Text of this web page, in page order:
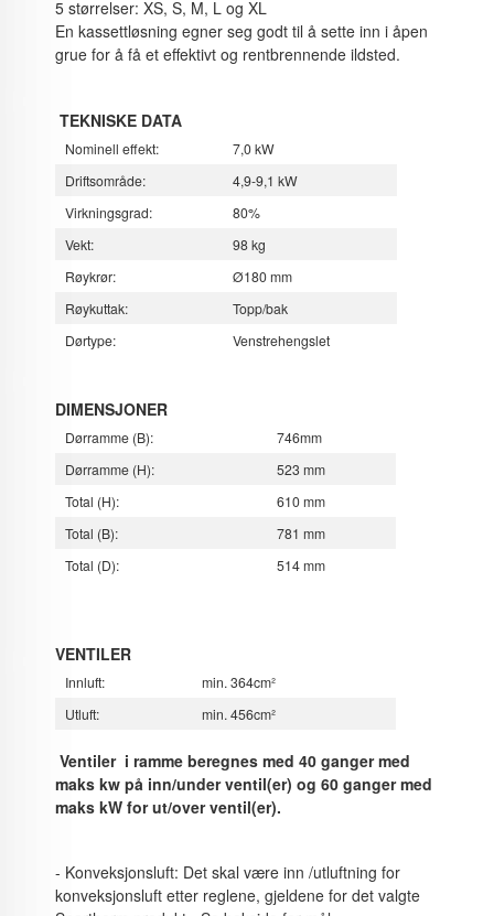
5 størrelser: XS, S, M, L og XL
En kassettløsning egner seg godt til å sette inn i åpen
grue for å få et effektivt og rentbrennende ildsted.
TEKNISKE DATA
Nominell effekt:
7,0 kW
Driftsområde:
4,9-9,1 kW
Virkningsgrad:
80%
Vekt:
98 kg
Røykrør:
Ø180 mm
Røykuttak:
Topp/bak
Dørtype:
Venstrehengslet
DIMENSJONER
Dørramme (B):
746mm
Dørramme (H):
523 mm
Total (H):
610 mm
Total (B):
781 mm
Total (D):
514 mm
VENTILER
Innluft:
min. 364cm²
Utluft:
min. 456cm²
Ventiler i ramme beregnes med 40 ganger med
maks kw på inn/under ventil(er) og 60 ganger med
maks kW for ut/over ventil(er).
- Konveksjonsluft: Det skal være inn /utluftning for
konveksjonsluft etter reglene, gjeldene for det valgte